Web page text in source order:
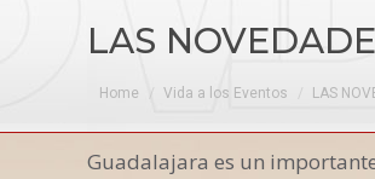
LAS
Home Vida a los Eventos LAS
Guadalajara es un